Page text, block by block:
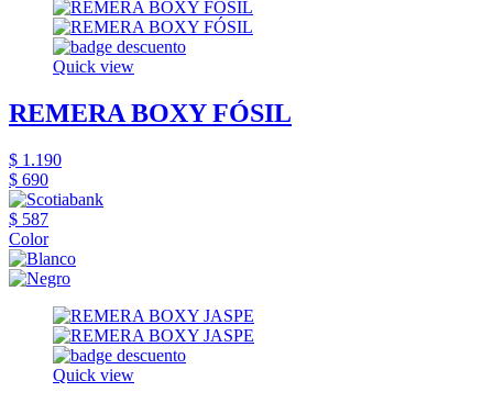
Quick view
REMERA BOXY FÓSIL
$ 1.190
$ 690
$ 587
Color
Quick view